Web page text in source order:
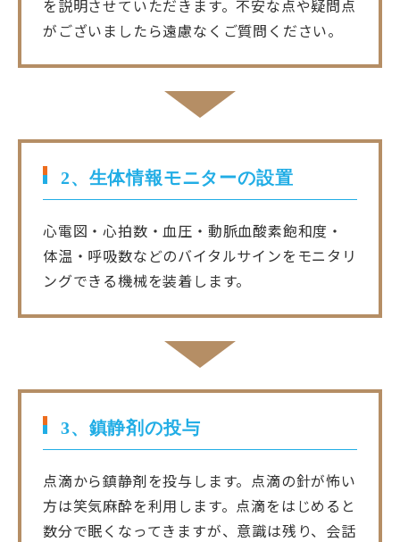
を説明させていただきます。不安な点や疑問点
がございましたら遠慮なくご質問ください。
2、生体情報モニターの設置
心電図・心拍数・血圧・動脈血酸素飽和度・
体温・呼吸数などのバイタルサインをモニタリ
ングできる機械を装着します。
3、鎮静剤の投与
点滴から鎮静剤を投与します。点滴の針が怖い
方は笑気麻酔を利用します。点滴をはじめると
数分で眠くなってきますが、意識は残り、会話